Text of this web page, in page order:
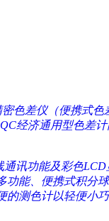
密色差仪（便携式色
经济通用型色差
讯功能及彩色LCD
功能、便携式积分
的测色计以轻便小